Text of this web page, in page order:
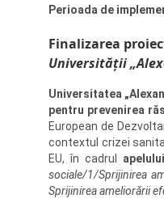
Perioada de
Finalizarea
Universității
Universitatea
pentru prevenirea
European de
contextul crizei
EU, în cadrul apelului
sociale/1/Sprijinirea
Sprijinirea ameliorării